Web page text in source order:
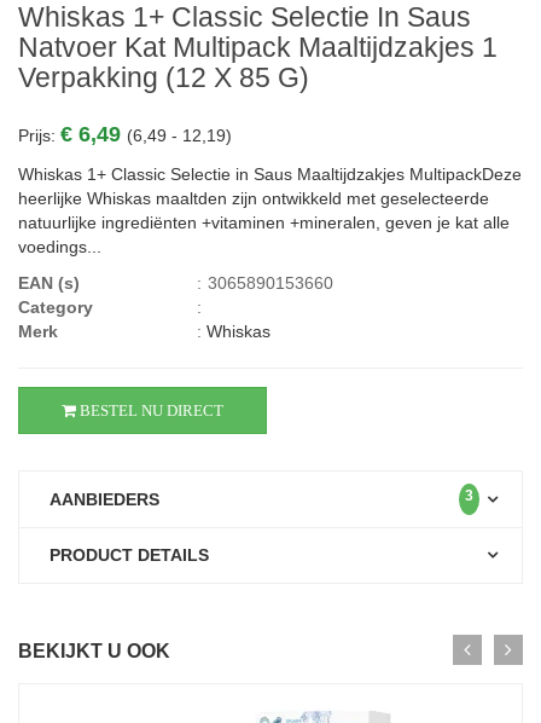
Whiskas 1+ Classic Selectie In Saus
Natvoer Kat Multipack Maaltijdzakjes 1
Verpakking (12 X 85 G)
Prijs: € 6,49 (6,49 - 12,19)
Whiskas 1+ Classic Selectie in Saus Maaltijdzakjes MultipackDeze
heerlijke Whiskas maaltden zijn ontwikkeld met geselecteerde
natuurlijke ingrediënten +vitaminen +mineralen, geven je kat alle
voedings...
EAN (s)
: 3065890153660
Category
:
Merk
: Whiskas
BESTEL NU DIRECT
AANBIEDERS 3
PRODUCT DETAILS
BEKIJKT U OOK